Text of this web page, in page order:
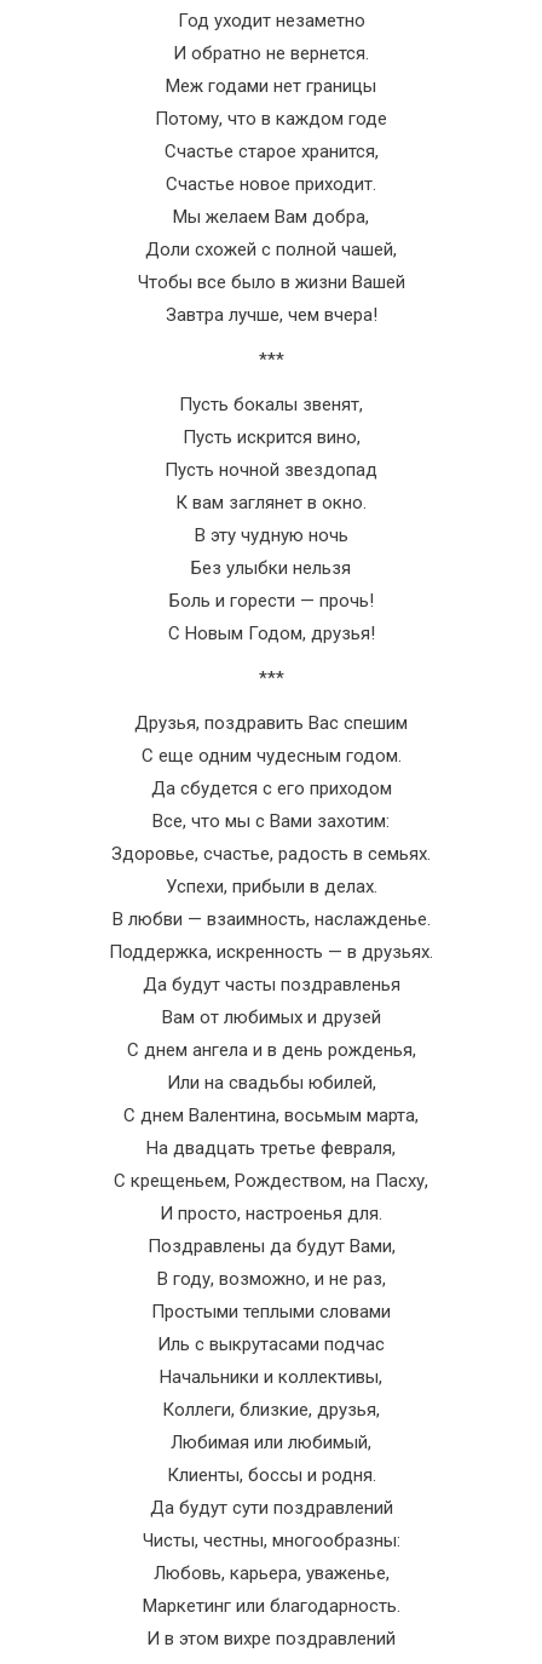
Год уходит незаметно
И обратно не вернется.
Меж годами нет границы
Потому, что в каждом годе
Счастье старое хранится,
Счастье новое приходит.
Мы желаем Вам добра,
Доли схожей с полной чашей,
Чтобы все было в жизни Вашей
Завтра лучше, чем вчера!
***
Пусть бокалы звенят,
Пусть искрится вино,
Пусть ночной звездопад
К вам заглянет в окно.
В эту чудную ночь
Без улыбки нельзя
Боль и горести — прочь!
С Новым Годом, друзья!
***
Друзья, поздравить Вас спешим
С еще одним чудесным годом.
Да сбудется с его приходом
Все, что мы с Вами захотим:
Здоровье, счастье, радость в семьях.
Успехи, прибыли в делах.
В любви — взаимность, наслажденье.
Поддержка, искренность — в друзьях.
Да будут часты поздравленья
Вам от любимых и друзей
С днем ангела и в день рожденья,
Или на свадьбы юбилей,
С днем Валентина, восьмым марта,
На двадцать третье февраля,
С крещеньем, Рождеством, на Пасху,
И просто, настроенья для.
Поздравлены да будут Вами,
В году, возможно, и не раз,
Простыми теплыми словами
Иль с выкрутасами подчас
Начальники и коллективы,
Коллеги, близкие, друзья,
Любимая или любимый,
Клиенты, боссы и родня.
Да будут сути поздравлений
Чисты, честны, многообразны:
Любовь, карьера, уваженье,
Маркетинг или благодарность.
И в этом вихре поздравлений